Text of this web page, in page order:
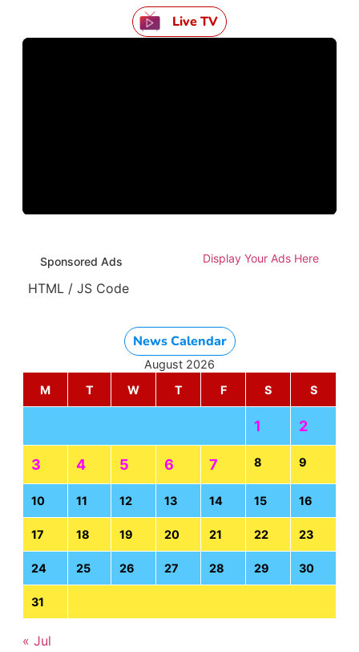
Live TV
Sponsored Ads Display Your Ads Here
HTML / JS Code
News Calendar
August 2026
M
T W T F S S
1 2
3 4 5 6 7 8 9
10 11 12 13 14 15 16
17 18 19 20 21 22 23
24 25 26 27 28 29 30
31
« Jul